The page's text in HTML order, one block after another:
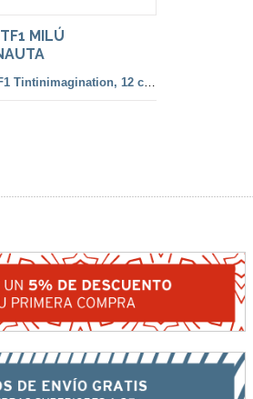
MILÚ
Figuras TF1 Tintinimagination, 12 cm. color y francesa